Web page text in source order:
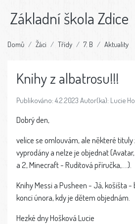
Základní škola Zdice
Domů Žáci Třídy 7. B Aktuality
Knihy z albatrosu!!!
Publikováno: 4.2.2023 Autor(ka): Lucie
Dobrý den,
velice se omlouvám, ale některé tituly
vyprodány a nelze je objednat
a 2, Minecraft - Ruditová příručka,....).
Knihy Messi a Pusheen - Já, košišta -
konci února, kdy je dětem objednám.
Hezké dny Hošková Lucie